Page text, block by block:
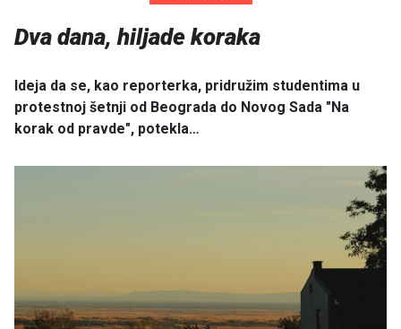
Dva dana, hiljade koraka
Ideja da se, kao reporterka, pridružim studentima u
protestnoj šetnji od Beograda do Novog Sada "Na
korak od pravde", potekla…